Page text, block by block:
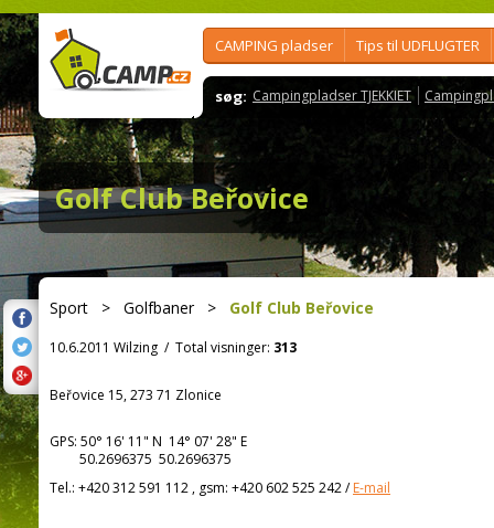
CAMPING pladser Tips til UDFLUGTER
søg: Campingpladser TJEKKIET
Golf Club Beřovice
Sport > Golfbaner> Golf Club Beřovice
10.6.2011 Wilzing / Total visninger: 313
Beřovice 15, 273 71 Zlonice
GPS: 50° 16' 11" N 14° 07' 28" E
50.2696375 50.2696375
Tel.: +420 312 591 112 , gsm: +420 602 525 242/E-mail